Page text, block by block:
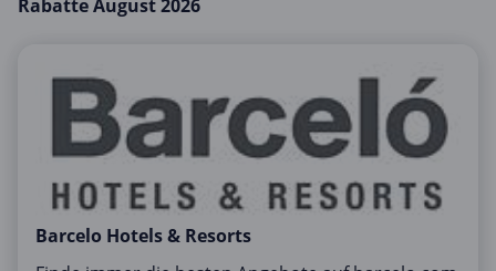
Sport & Freizeit
Urlaub & Reise
Rabatte August 2026
Barcelo Hotels & Resorts